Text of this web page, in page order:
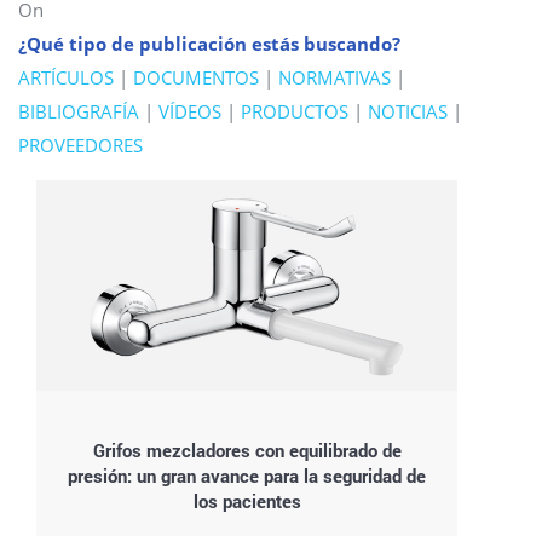
On
¿Qué tipo de publicación estás buscando?
ARTÍCULOS | DOCUMENTOS | NORMATIVAS |
BIBLIOGRAFÍA | VÍDEOS | PRODUCTOS | NOTICIAS |
PROVEEDORES
Grifos mezcladores con equilibrado de
presión: un gran avance para la seguridad de
los pacientes